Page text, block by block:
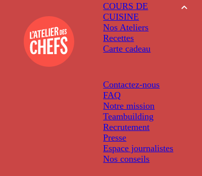
COURS DE
CUISINE
Nos Ateliers
Recettes
Carte cadeau
Contactez-nous
FAQ
Notre mission
Teambuilding
Recrutement
Presse
Espace journalistes
Nos conseils